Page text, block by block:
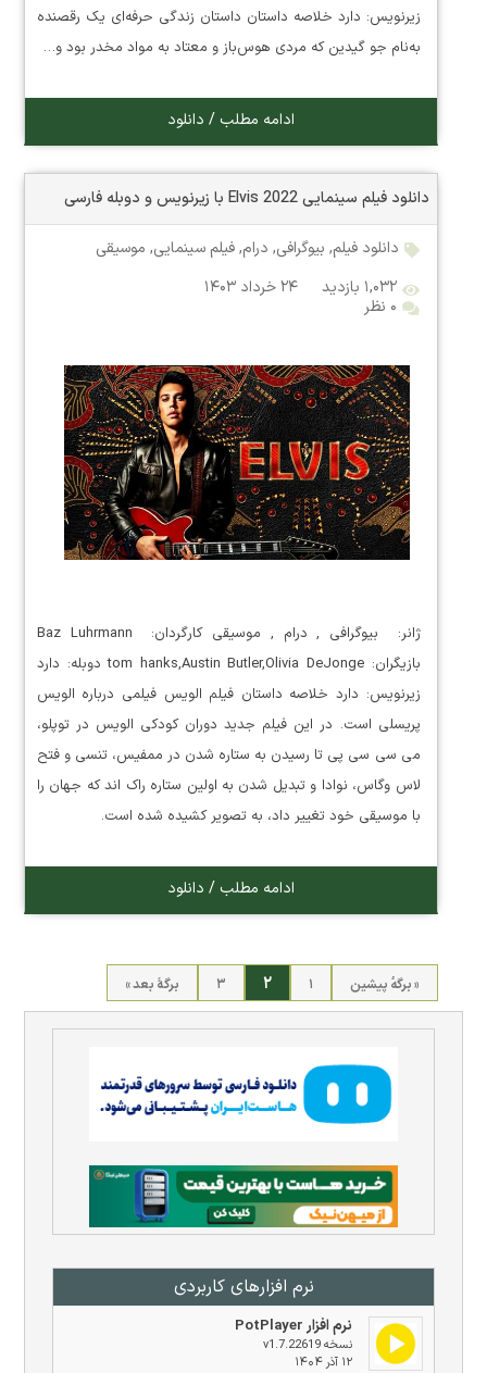
نرم افزار‌های کاربردی
نرم افزار PotPlayer
نسخه v1.7.22619
۱۲ آذر ۱۴۰۴
زیرنویس: دارد خلاصه داستان داستان زندگی حرفه‌ای یک رقصنده
به‌نام جو گیدین که مردی هوس‌باز و معتاد به مواد مخدر بود و…
ادامه مطلب / دانلود
دانلود فیلم سینمایی Elvis 2022 با زیرنویس و دوبله فارسی
دانلود فیلم, بیوگرافی, درام,فیلم سینمایی, موسیقی
۱,۰۳۲ بازدید
۲۴ خرداد ۱۴۰۳
۰ نظر
ژانر: بیوگرافی , درام , موسیقی کارگردان: Baz Luhrmann
بازیگران: tom hanks,Austin Butler,Olivia DeJonge دوبله: دارد
زیرنویس: دارد خلاصه داستان فیلم الویس فیلمی درباره الویس
پریسلی است. در این فیلم جدید دوران کودکی الویس در توپلو،
می سی سی پی تا رسیدن به ستاره شدن در ممفیس، تنسی و فتح
لاس وگاس، نوادا و تبدیل شدن به اولین ستاره راک اند که جهان را
با موسیقی خود تغییر داد، به تصویر کشیده شده است.
ادامه مطلب / دانلود
« برگه‌ٔ پیشین ۱ ۲ ۳ برگهٔ بعد »